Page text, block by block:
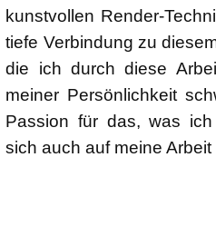
kunstvollen Render-
tiefe Verbindung zu
die ich durch diese
meiner Persönlichkeit
Passion für das, was
sich auch auf meine Arbeit